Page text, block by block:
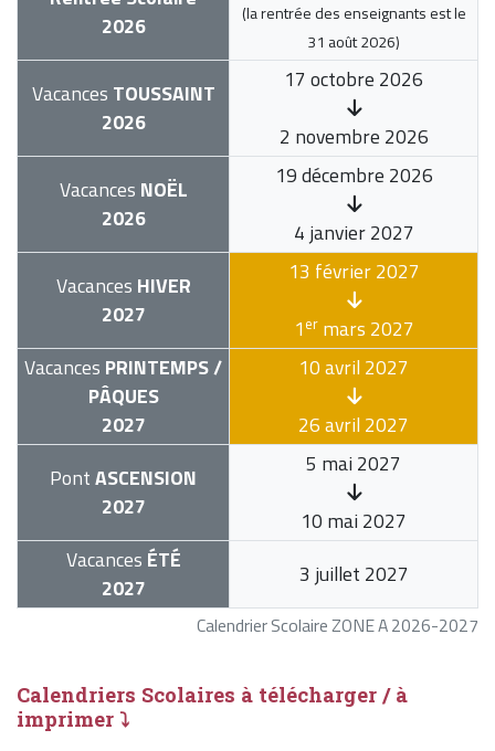
Calendrier Scolaire ZONE A 2026-2027
2026
(la rentrée des enseignants est le
31 août 2026)
Vacances TOUSSAINT
2026
17 octobre 2026
2 novembre 2026
Vacances NOËL
2026
19 décembre 2026
4 janvier 2027
Vacances HIVER
2027
13 février 2027
1ermars 2027
Vacances PRINTEMPS /
PÂQUES
2027
10 avril 2027
26 avril 2027
PontASCENSION
2027
5 mai 2027
10 mai 2027
Vacances ÉTÉ
2027
3 juillet 2027
Calendriers Scolaires à télécharger / à
imprimer ⤵